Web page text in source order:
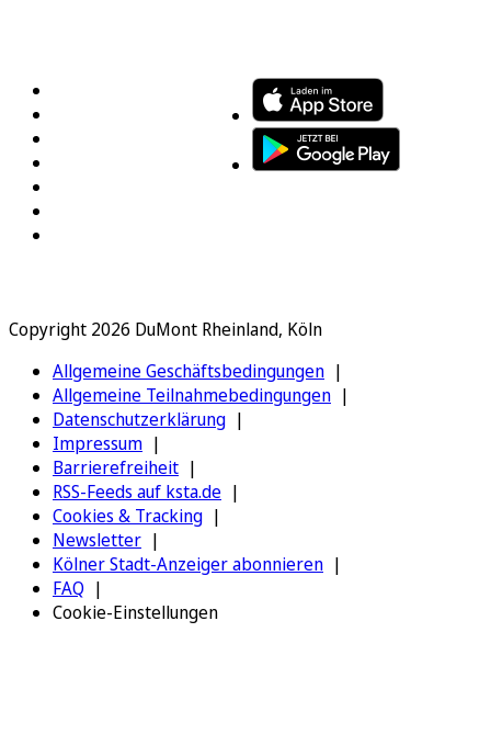
Copyright 2026 DuMont Rheinland, Köln
Allgemeine Geschäftsbedingungen
Allgemeine Teilnahmebedingungen
Datenschutzerklärung
Impressum
Barrierefreiheit
RSS-Feeds auf ksta.de
Cookies & Tracking
Newsletter
Kölner Stadt-Anzeiger abonnieren
FAQ
Cookie-Einstellungen